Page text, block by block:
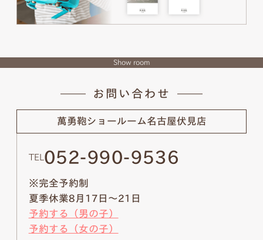
Show room
お問い合わせ
萬勇鞄ショールーム名古屋伏見店
TEL 052-990-9536
※完全予約制
夏季休業8月17日～21日
予約する（男の子）
予約する（女の子）